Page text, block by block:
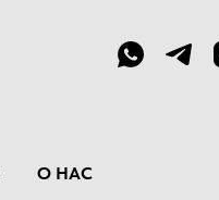
О НАС